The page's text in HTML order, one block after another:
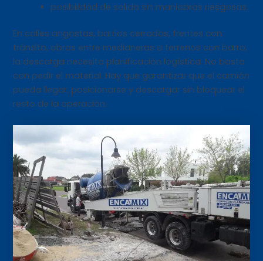
posibilidad de salida sin maniobras riesgosas.
En calles angostas, barrios cerrados, frentes con
tránsito, obras entre medianeras o terrenos con barro,
la descarga necesita planificación logística. No basta
con pedir el material. Hay que garantizar que el camión
pueda llegar, posicionarse y descargar sin bloquear el
resto de la operación.